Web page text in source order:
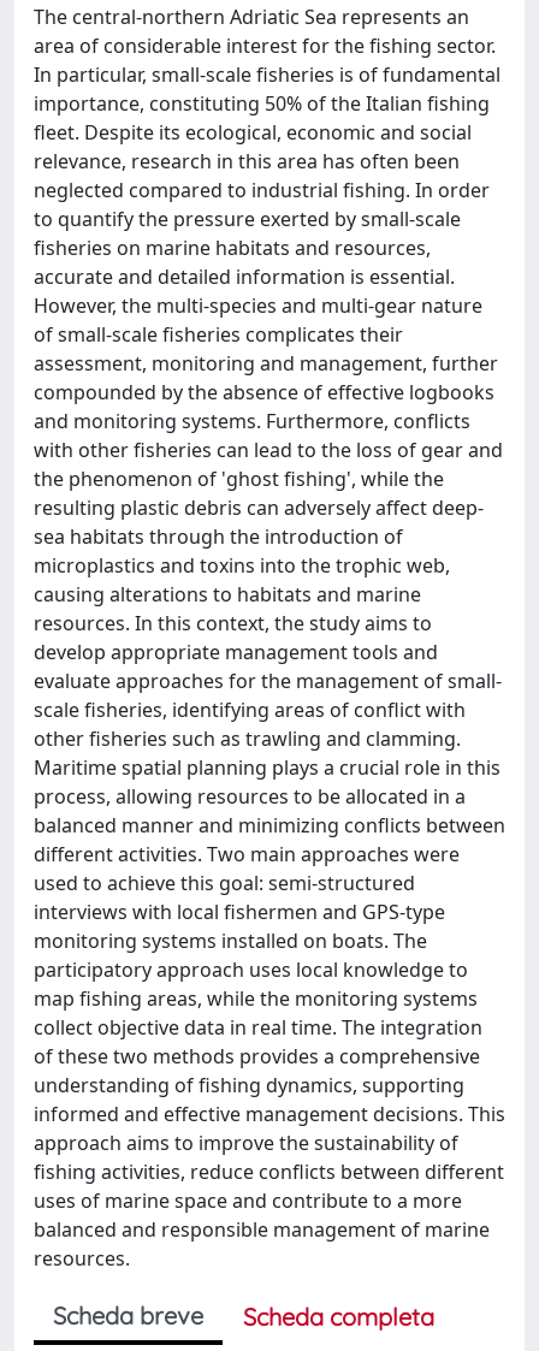
The central-northern Adriatic Sea represents an
area of considerable interest for the fishing sector.
In particular, small-scale fisheries is of fundamental
importance, constituting 50% of the Italian fishing
fleet. Despite its ecological, economic and social
relevance, research in this area has often been
neglected compared to industrial fishing. In order
to quantify the pressure exerted by small-scale
fisheries on marine habitats and resources,
accurate and detailed information is essential.
However, the multi-species and multi-gear nature
of small-scale fisheries complicates their
assessment, monitoring and management, further
compounded by the absence of effective logbooks
and monitoring systems. Furthermore, conflicts
with other fisheries can lead to the loss of gear and
the phenomenon of 'ghost fishing', while the
resulting plastic debris can adversely affect deep-
sea habitats through the introduction of
microplastics and toxins into the trophic web,
causing alterations to habitats and marine
resources. In this context, the study aims to
develop appropriate management tools and
evaluate approaches for the management of small-
scale fisheries, identifying areas of conflict with
other fisheries such as trawling and clamming.
Maritime spatial planning plays a crucial role in this
process, allowing resources to be allocated in a
balanced manner and minimizing conflicts between
different activities. Two main approaches were
used to achieve this goal: semi-structured
interviews with local fishermen and GPS-type
monitoring systems installed on boats. The
participatory approach uses local knowledge to
map fishing areas, while the monitoring systems
collect objective data in real time. The integration
of these two methods provides a comprehensive
understanding of fishing dynamics, supporting
informed and effective management decisions. This
approach aims to improve the sustainability of
fishing activities, reduce conflicts between different
uses of marine space and contribute to a more
balanced and responsible management of marine
resources.
Scheda breve Scheda completa